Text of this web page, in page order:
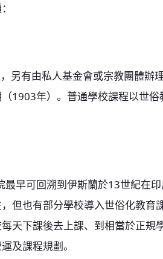
另有由私人基金會或宗教團體辦
1903年）。普通學校課程以世
早可回溯到伊斯蘭於13世紀在
但也有部分學校導入世俗化教育
天下課後去上課、到相當於正規
及課程規劃。